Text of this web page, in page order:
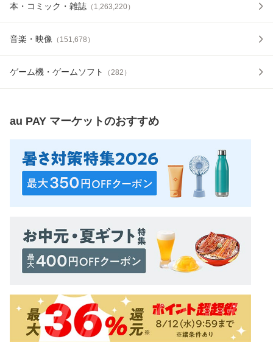
本・コミック・雑誌 （ 1,263,220）
音楽・映像 （ 151,678 ）
ゲーム機・ゲームソフト （282 ）
au PAY マーケットのおすすめ